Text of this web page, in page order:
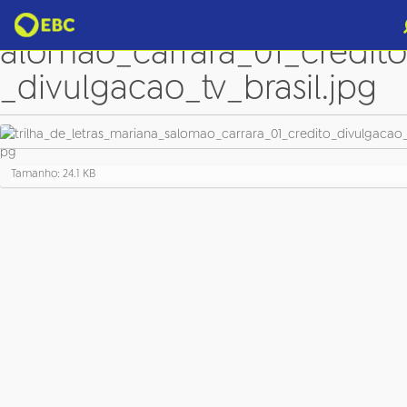
trilha_de_letras_mariana_s
alomao_carrara_01_credito
_divulgacao_tv_brasil.jpg
C
l
Tamanho: 24.1 KB